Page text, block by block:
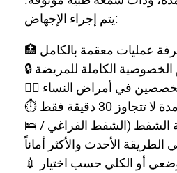
يتم إجراء الإجهاض:
عمليات معقمة بالكامل
الخصوصية الكاملة للمريضة
متخصصين في أمراض النساء
تتجاوز 30 دقيقة فقط
🛌 باستخدام تقنية الشفط (الشفط الفراغي /
الطريقة الأحدث والأكثر أماناً
💉 مع تطبيق التخدير الموضعي أو الكلي حسب اختيار